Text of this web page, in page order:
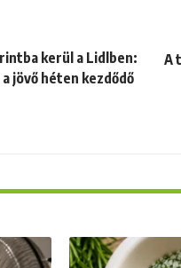
kerül a Lidlben:
jövő héten kezdődő
A